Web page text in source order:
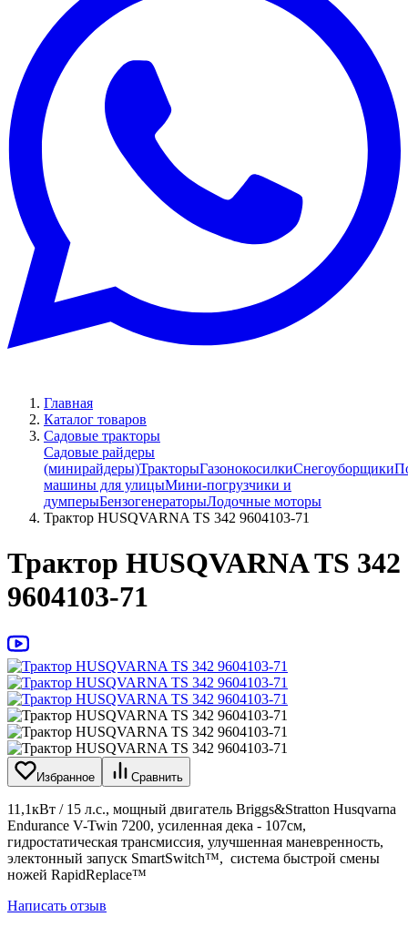
Главная
Каталог товаров
Садовые тракторы
Садовые райдеры
(минирайдеры)ТракторыГазонокосилкиСнегоуборщики
машины для улицыМини-погрузчики и
думперыБензогенераторыЛодочные моторы
Трактор HUSQVARNA TS 342 9604103-71
Трактор HUSQVARNA TS 342
9604103-71
Избранное Сравнить
11,1кВт / 15 л.с., мощный двигатель Briggs&Stratton Husqvarna
Endurance V-Twin 7200, усиленная дека - 107см,
гидростатическая трансмиссия, улучшенная маневренность,
электонный запуск SmartSwitch™, система быстрой смены
ножей RapidReplace™
Написать отзыв